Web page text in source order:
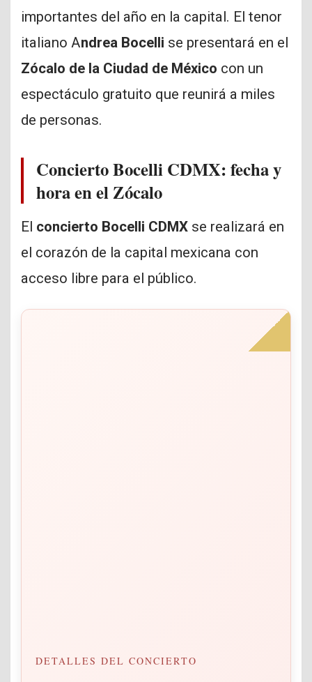
importantes del año en la capital. El tenor
italiano Andrea Bocelli se presentará en el
Zócalo de la Ciudad de México con un
espectáculo gratuito que reunirá a miles
de personas.
Concierto Bocelli CDMX: fecha y
hora en el Zócalo
El concierto Bocelli CDMX se realizará en
el corazón de la capital mexicana con
acceso libre para el público.
DETALLES DEL CONCIERTO